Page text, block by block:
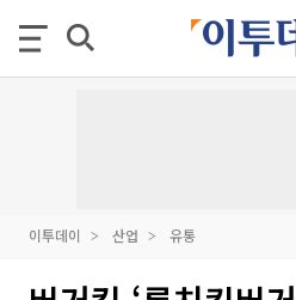
이투데이 산업 유통